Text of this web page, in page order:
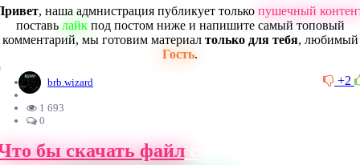
, наша адмнистрация публикует только пушечный
поставь лайкпод постом ниже и напишите самый топовый
комментарий, мы готовим материал только для тебя, любимый
Гость.
+2
brb.wizard
1 693
0
бы скачать файлс нашего сайта,